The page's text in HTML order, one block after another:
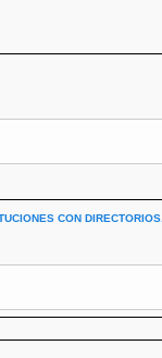
CON DIRECTORIOS.